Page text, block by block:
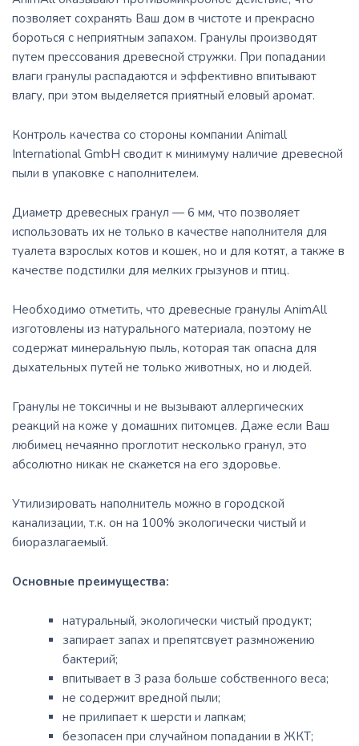
позволяет сохранять Ваш дом в чистоте и прекрасно
бороться с неприятным запахом. Гранулы производят
путем прессования древесной стружки. При попадании
влаги гранулы распадаются и эффективно впитывают
влагу, при этом выделяется приятный еловый аромат.
Контроль качества со стороны компании Animall
International GmbH сводит к минимуму наличие древесной
пыли в упаковке с наполнителем.
Диаметр древесных гранул — 6 мм, что позволяет
использовать их не только в качестве наполнителя для
туалета взрослых котов и кошек, но и для котят, а также в
качестве подстилки для мелких грызунов и птиц.
Необходимо отметить, что древесные гранулы AnimAll
изготовлены из натурального материала, поэтому не
содержат минеральную пыль, которая так опасна для
дыхательных путей не только животных, но и людей.
Гранулы не токсичны и не вызывают аллергических
реакций на коже у домашних питомцев. Даже если Ваш
любимец нечаянно проглотит несколько гранул, это
абсолютно никак не скажется на его здоровье.
Утилизировать наполнитель можно в городской
канализации, т.к. он на 100% экологически чистый и
биоразлагаемый.
Основные преимущества:
натуральный, экологически чистый продукт;
запирает запах и препятсвует размножению
бактерий;
впитывает в 3 раза больше собственного веса;
не содержит вредной пыли;
не прилипает к шерсти и лапкам;
безопасен при случайном попадании в ЖКТ;